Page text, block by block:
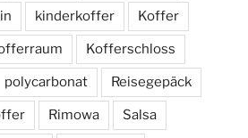
kinderkoffer Koffer
Kofferschloss
polycarbonat Reisegepäck
Rimowa Salsa